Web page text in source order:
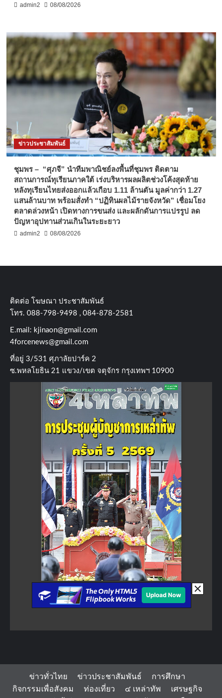
admin2 08/08/2026
ข่าวประชาสัมพันธ์
ชุมพร – “ศุภจี” นำทีมพาณิชย์ลงพื้นที่ชุมพร ติดตาม
สถานการณ์ทุเรียนภาคใต้ เร่งบริหารผลผลิตช่วงโค้งสุดท้าย
หลังทุเรียนไทยส่งออกแล้วเกือบ 1.11 ล้านตัน มูลค่ากว่า 1.27
แสนล้านบาท พร้อมสั่งทำ “ปฏิทินผลไม้รายจังหวัด” เชื่อมโยง
ตลาดล่วงหน้า เปิดทางการขนส่ง และผลักดันการแปรรูป ลด
ปัญหาอุปทานส่วนเกินในระยะยาว
admin2 08/08/2026
ติดต่อ​ โฆษณา​ ประชาสัมพันธ์
โทร​. 088-798-9498 , 084-878-2581
E.mail: kjinaon@gmail.com
4forcenews@gmail.com
ที่อยู่​ 3/531​ ศุภาลัยปาร์ค​ 2
ซ.พหลโยธิน​ 21​ แขวง/เขต​ จตุจักร​ กรุงเทพฯ 10900
ข่าวทั่วไทย ข่าวประชาสัมพันธ์
การศึกษา
กิจกรรมเพื่อสังคม
ท่องเที่ยว ๔ เหล่าทัพ
เศรษฐกิจ